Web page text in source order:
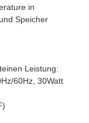
in
Speicher
Leistung:
60Hz, 30Watt